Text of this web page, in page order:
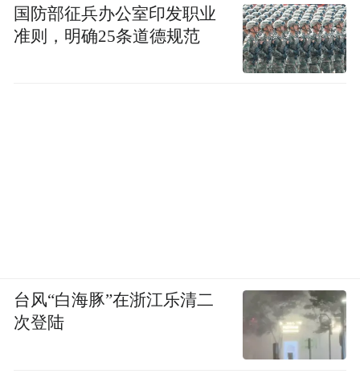
国防部征兵办公室印发职业
准则，明确25条道德规范
台风“白海豚”在浙江乐清二
次登陆